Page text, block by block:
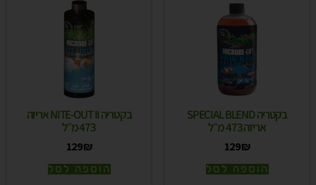
בקטריה SPECIAL BLEND
אריזה 473 מ״ל
129₪
הוספה לסל
בקטריה NITE-OUT II אריזה
473 מ״ל
129₪
הוספה לסל